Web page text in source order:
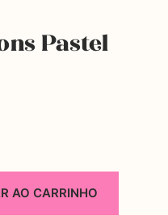
Pastel
AO CARRINHO